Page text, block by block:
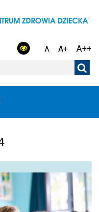
A A+ A++